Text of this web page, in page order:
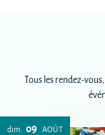
Tous les rendez-
dim. 09 AOÛT